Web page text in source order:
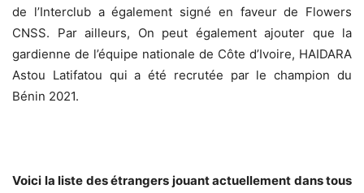
de l’Interclub a également signé en faveur de Flowers
CNSS. Par ailleurs, On peut également ajouter que la
gardienne de l’équipe nationale de Côte d’Ivoire, HAIDARA
Astou Latifatou qui a été recrutée par le champion du
Bénin 2021.
Voici la liste des étrangers jouant actuellement dans tous